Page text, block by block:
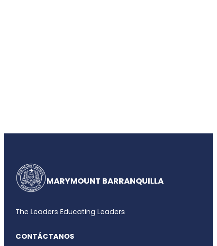
MARYMOUNT BARRANQUILLA
The Leaders Educating Leaders
CONTÁCTANOS